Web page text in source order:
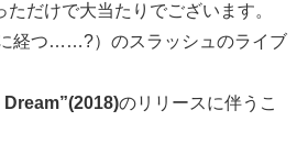
だけで大当たりでございます。
経つ……?）のスラッシュのライブ
のリリースに伴うこ